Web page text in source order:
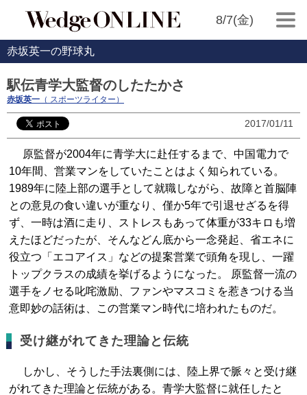
8/7(金)
赤坂英一の野球丸
駅伝青学大監督のしたたかさ
赤坂英一 （ スポーツライター）
2017/01/11
原監督が2004年に青学大に赴任するまで、中国電力で
10年間、営業マンをしていたことはよく知られている。
1989年に陸上部の選手として就職しながら、故障と首脳陣
との意見の食い違いが重なり、僅か5年で引退せざるを得
ず、一時は酒に走り、ストレスもあって体重が33キロも増
えたほどだったが、そんなどん底から一念発起、省エネに
役立つ「エコアイス」などの提案営業で頭角を現し、一躍
トップクラスの成績を挙げるようになった。 原監督一流の
選手をノセる叱咤激励、ファンやマスコミを惹きつける当
意即妙の話術は、この営業マン時代に培われたものだ。
受け継がれてきた理論と伝統
しかし、そうした手法裏側には、陸上界で脈々と受け継
がれてきた理論と伝統がある。青学大監督に就任したと